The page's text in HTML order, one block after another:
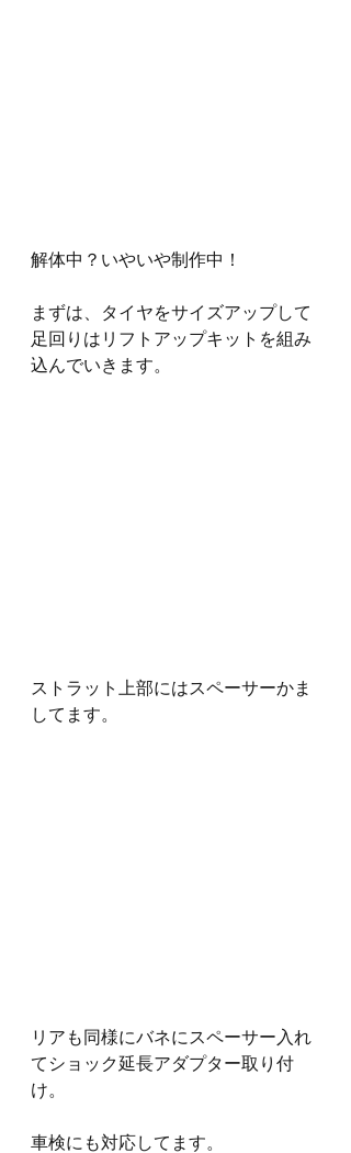
解体中？いやいや制作中！
まずは、タイヤをサイズアップして
足回りはリフトアップキットを組み
込んでいきます。
ストラット上部にはスペーサーかま
してます。
リアも同様にバネにスペーサー入れ
てショック延長アダプター取り付
け。
車検にも対応してます。